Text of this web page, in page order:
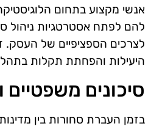
אנשי מקצוע בתחום
להם לפתח אסטרטגיות ניהול
לצרכים הספציפיים של העסק.
היעילות והפחתת תקלות
סיכונים משפטיים
בזמן העברת סחורות בין